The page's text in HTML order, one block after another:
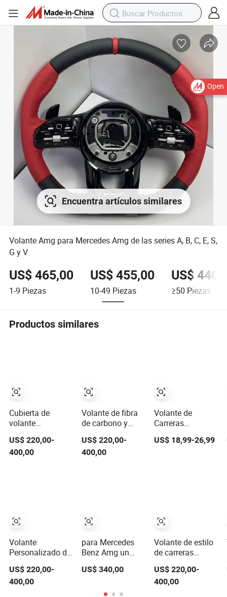
Open
Encuentra artículos similares
Volante Amg para Mercedes Amg de las series A, B, C, E, S,
G y V
US$ 465,00
1-9 Piezas
US$ 455,00
10-49 Piezas
US$
≥50 Piezas
Productos similares
Cubierta de
volante
fibra de carbono
y cuero Nappa
volante para
automóviles
OEM/ODM
US$ 220,00-
400,00
Volante
Personalizado de
Cuero Nappa
Fibra de Carbono
para Mercedes G-
US$ 220,00-
400,00
Volante de fibra
de carbono y
mayor para
modificación de
US$ 220,00-
400,00
para Mercedes
Benz Amg un
volante de fibra
de carbono de
US$ 340,00
Volante de
Carreras
Cuero Suede
US$ 18,99-26,99
Volante de estilo
de carreras
personalizado de
fibra de carbono
y cuero para
US$ 220,00-
400,00